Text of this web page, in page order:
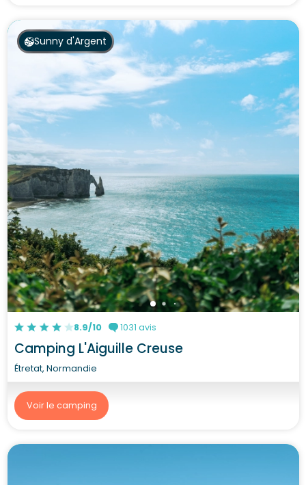
Sunny d'Argent
8.9/10 1031 avis
Camping L'Aiguille Creuse
Étretat, Normandie
Voir le camping